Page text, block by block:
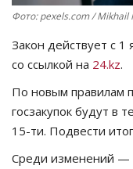
OFFICIAL
Курултай
Язык
Қазақша Русский
Фото: pexels.com / Mikhail
Закон действует с 1
со ссылкой на 24.kz.
По новым правилам
госзакупок будут в
15-ти. Подвести
Среди изменений —